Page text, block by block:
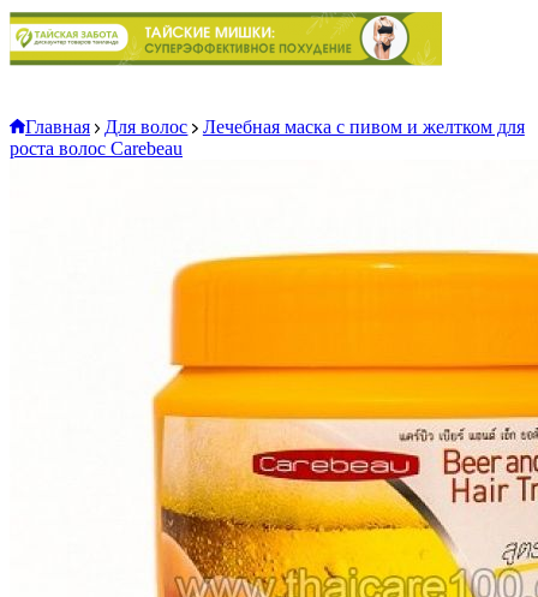
Главная Для волос
Лечебная маска с пивом и желтком для
роста волос Carebeau